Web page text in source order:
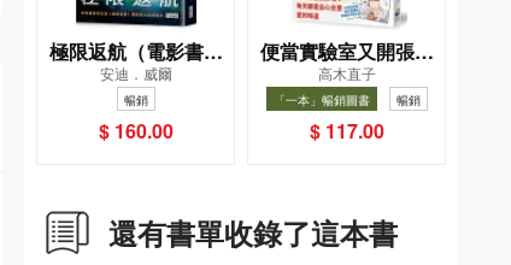
極限返航（電影書衣
典藏版）（獨家收錄
作者訪談）
安迪．威爾
暢銷
$ 160.00
便當實驗室又開張了
——日日和特別日的
菜單挑戰記
高木直子
「一本」暢銷圖書 暢銷
$ 117.00
還有書單收錄了這本書